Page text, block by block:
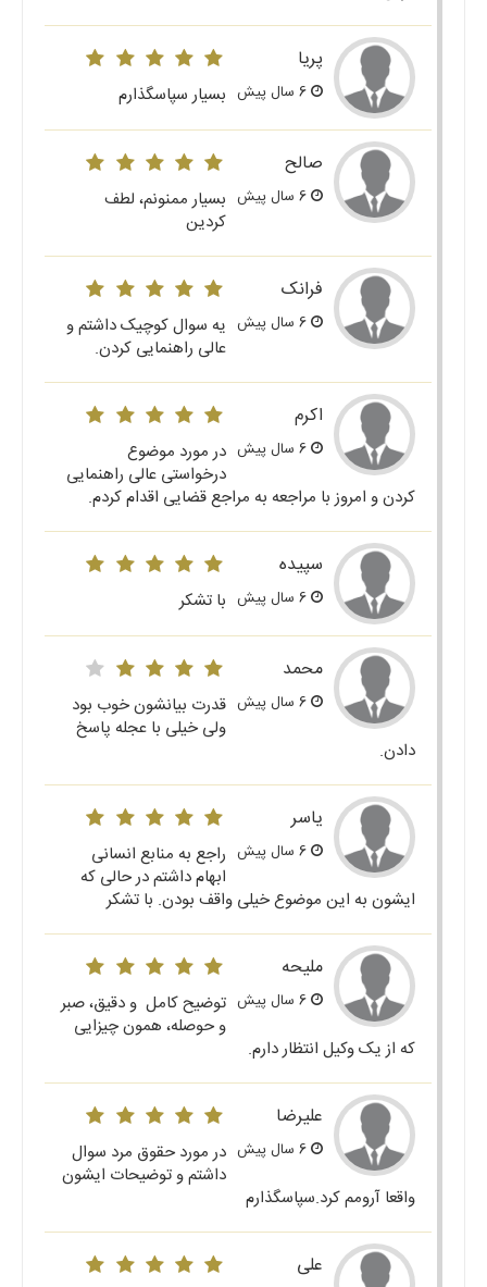
پریا
بسیار سپاسگذارم
صالح
بسیار ممنونم، لطف
کردین
فرانک
یه سوال کوچیک داشتم و
عالی راهنمایی کردن.
اکرم
در مورد موضوع
درخواستی عالی راهنمایی
کردن و امروز با مراجعه به مراجع قضایی اقدام کردم.
سپیده
با تشکر
محمد
قدرت بیانشون خوب بود
ولی خیلی با عجله پاسخ
دادن.
یاسر
راجع به منابع انسانی
ابهام داشتم در حالی که
ایشون به این موضوع خیلی واقف بودن. با تشکر
ملیحه
توضیح کامل و دقیق، صبر
و حوصله، همون چیزایی
که از یک وکیل انتظار دارم.
علیرضا
در مورد حقوق مرد سوال
داشتم و توضیحات ایشون
واقعا آرومم کرد.سپاسگذارم
علی